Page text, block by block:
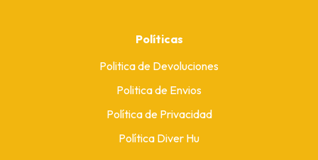
Políticas
Politica de Devoluciones
Politica de Envios
Política de Privacidad
Política Diver Hu